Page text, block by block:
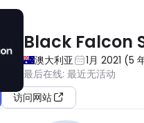
Black Falcon
澳大利亚 1月 2021 (5
最后在线: 最近无活动
访问网站